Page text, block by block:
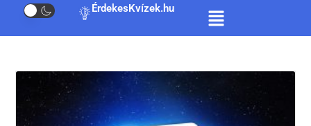
ÉrdekesKvízek.hu